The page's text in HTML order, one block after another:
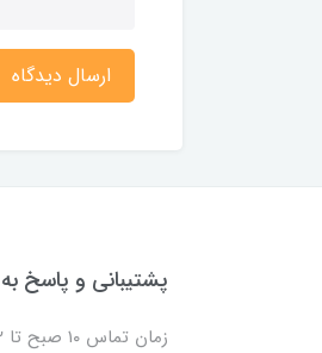
ارسال دیدگاه
پشتیبانی و پاسخ
زمان تماس ۱۰ صبح تا ۱۲ شب